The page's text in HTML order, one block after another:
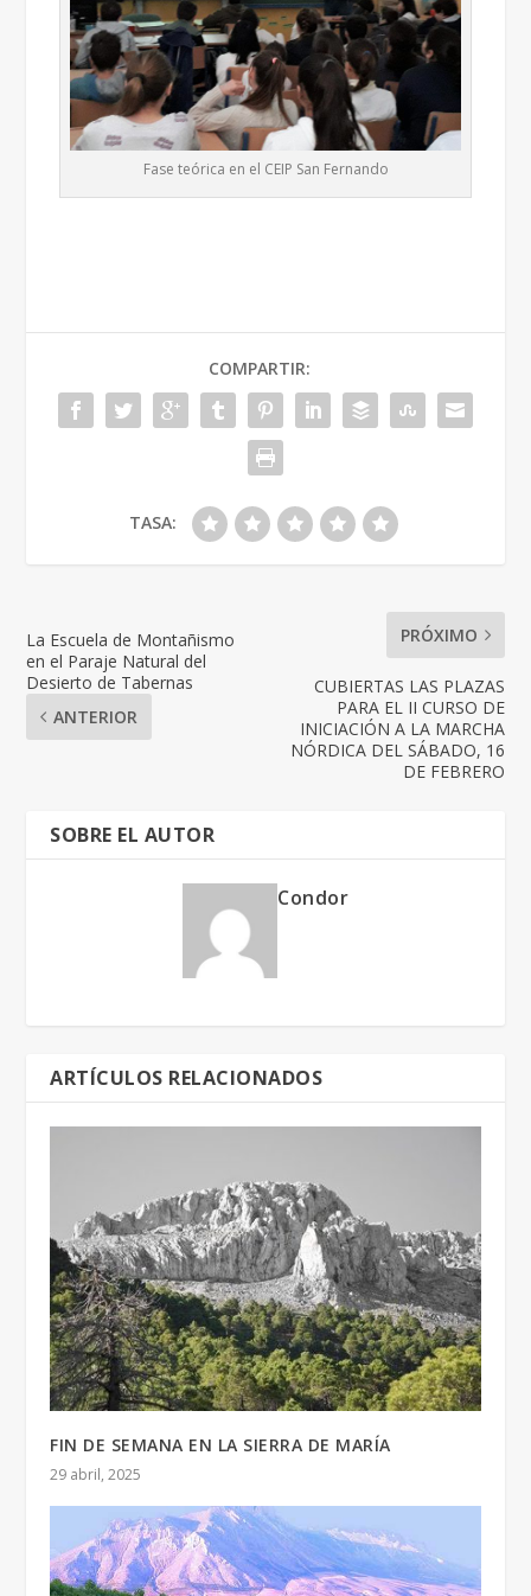
Fase teórica en el CEIP San Fernando
COMPARTIR:
TASA:
La Escuela de Montañismo
en el Paraje Natural del
Desierto de Tabernas
ANTERIOR
PRÓXIMO
CUBIERTAS LAS PLAZAS
PARA EL II CURSO DE
INICIACIÓN A LA MARCHA
NÓRDICA DEL SÁBADO, 16
DE FEBRERO
SOBRE EL AUTOR
Condor
ARTÍCULOS RELACIONADOS
FIN DE SEMANA EN LA SIERRA DE MARÍA
29 abril, 2025